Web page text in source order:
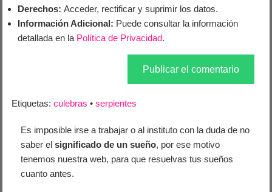
Derechos: Acceder, rectificar y suprimir los datos.
Información Adicional: Puede consultar la información
detallada en la Política de Privacidad.
Etiquetas:culebras •serpientes
Es imposible irse a trabajar o al instituto con la duda de no
saber elsignificado de un sueño, por ese motivo
tenemos nuestra web, para que resuelvas tus sueños
cuanto antes.